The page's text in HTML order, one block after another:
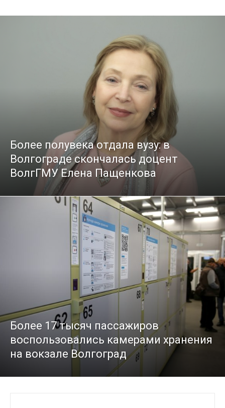
Более полувека отдала вузу: в
Волгограде скончалась доцент
ВолгГМУ Елена Пащенкова
Более 17 тысяч пассажиров
воспользовались камерами хранения
на вокзале Волгоград